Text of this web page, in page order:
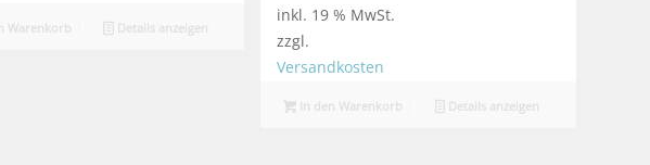
Warenkorb Details anzeigen
inkl. 19 % MwSt.
zzgl.
Versandkosten
In den Warenkorb Details anzeigen